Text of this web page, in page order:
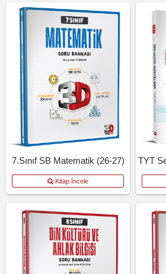
7.Sınıf SB Matematik (26-27)
Kitap İncele